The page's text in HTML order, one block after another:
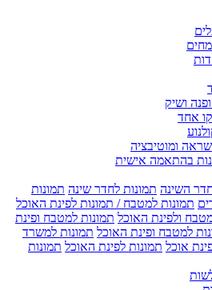
ושיק
אחד
ומוטיבציה
בהתאמה אישית
השינה תמונות לחדר שינה תמונות
תמונות למטבח / תמונות לפינת האוכל
ולפינת האוכל תמונות למטבח ופינת
למטבח ופינת האוכל תמונות למשרד
אוכל תמונות לפינת האוכל תמונות